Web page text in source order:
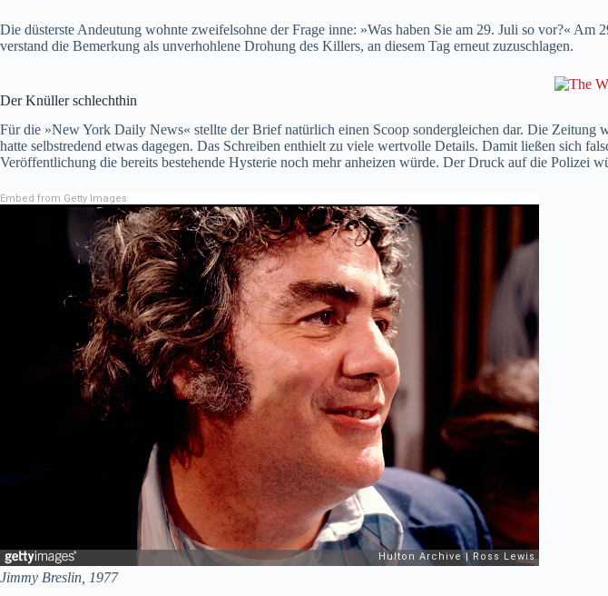
Die düsterste Andeutung wohnte zweifelsohne der Frage inne: »Was haben Sie am 29. Juli so vor?« Am
verstand die Bemerkung als unverhohlene Drohung des Killers, an diesem Tag erneut zuzuschlagen.
Der Knüller schlechthin
Für die »New York Daily News« stellte der Brief natürlich einen Scoop sondergleichen dar. Die
hatte selbstredend etwas dagegen. Das Schreiben enthielt zu viele wertvolle Details. Damit ließen sich
Veröffentlichung die bereits bestehende Hysterie noch mehr anheizen würde. Der Druck auf die Polizei
Embed from Getty Images
Jimmy Breslin, 1977